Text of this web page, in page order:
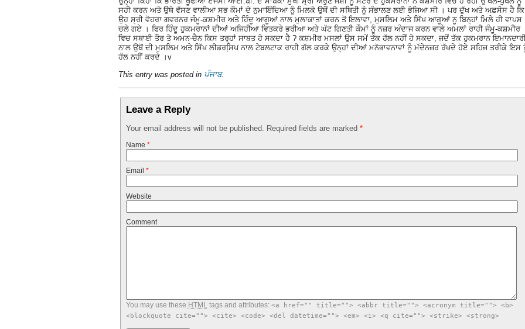
ਸਹੀ ਕਰਨ ਅਤੇ ਉਥੇ ਵੱਸਣ ਵਾਲੀਆ ਸਭ ਕੌਮਾਂ ਦੇ ਨੁਮਾਇੰਦਿਆ ਨੂੰ ਮਿਲਕੇ ਉਥੋਂ ਦੀ ਸਥਿਤੀ ਨੂੰ ਸੰਭਾਲਣ ਲਈ ਭੇਜਿਆ ਸੀ । ਪਰ ਦੁੱਖ ਅਤੇ ਅਫ਼ਸੋਸ ਹੈ ਕਿ
ਉਹ ਸ੍ਰੀ ਵੋਹਰਾ ਗਵਰਨਰ ਜੰਮੂ-ਕਸ਼ਮੀਰ ਅਤੇ ਹਿੰਦੂ ਆਗੂਆਂ ਨਾਲ ਮੁਲਾਕਾਤਾਂ ਕਰਨ ਤੋਂ ਇਲਾਵਾ, ਮੁਸਲਿਮ ਅਤੇ ਸਿੱਖ ਆਗੂਆਂ ਨੂ ਬਿਨ੍ਹਾਂ ਮਿਲੇ ਹੀ ਵਾਪਸ
ਚਲੇ ਗਏ । ਫਿਰ ਹਿੰਦੂ ਹੁਕਮਰਾਨਾਂ ਦੀਆਂ ਅਜਿਹੀਆ ਵਿਤਕਰੇ ਭਰੀਆ ਅਤੇ ਘੱਟ ਗਿਣਤੀ ਕੌਮਾਂ ਨੂੰ ਨਜ਼ਰ ਅੰਦਾਜ ਕਰਨ ਵਾਲੇ ਅਮਲਾਂ ਰਾਹੀ ਜੰਮੂ-ਕਸ਼ਮੀਰ
ਵਿਚ ਸਥਾਈ ਤੌਰ ਤੇ ਅਮਨ-ਚੈਨ ਕਿਸ ਤਰ੍ਹਾਂ ਸਾਬਤ ਹੋ ਸਕਦਾ ਹੈ ? ਕਸ਼ਮੀਰ ਮਸਲਾਂ ਉਸ ਸਮੇਂ ਤੱਕ ਹੱਲ ਨਹੀਂ ਹੋ ਸਕਦਾ, ਜਦੋਂ ਤੱਕ ਹੁਕਮਰਾਨ
ਨਾਲ ਉਥੋਂ ਦੀ ਮੁਸਲਿਮ ਅਤੇ ਸਿੱਖ ਲੀਡਰਸਿ਼ਪ ਨਾਲ ਟੇਬਲਟਾਕ ਰਾਹੀ ਗੱਲ ਕਰਕੇ ਉਨ੍ਹਾਂ ਦੀਆਂ ਮਨੋਭਾਵਨਾਵਾਂ ਨੂੰ ਮੱਦੇਨਜ਼ਰ ਰੱਖਦੇ ਹੋਏ ਸਹਿਜ ਤਰੀਕੇ ਇਸ
ਹੱਲ ਨਹੀਂ ਕਰਦੇ ।v
This entry was posted in ਪੰਜਾਬ.
Leave a Reply
Your email address will not be published. Required fields are marked *
Name *
Email *
Website
Comment
You may use these HTMLtags and attributes: <a href="" title=""> <abbr title=""> <acronym title=""> <b>
<blockquote cite=""> <cite> <code> <del datetime=""> <em> <i> <q cite=""> <strike> <strong>